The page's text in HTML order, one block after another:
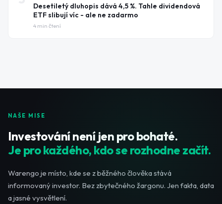
Desetiletý dluhopis dává 4,5 %. Tahle dividendová
ETF slibují víc - ale ne zadarmo
4 min čtení
NAŠE MISE
Investování není jen pro bohaté.
Je pro každého, kdo se rozhodne začít.
Warengo je místo, kde se z běžného člověka stává
informovaný investor. Bez zbytečného žargonu. Jen fakta, data
a jasné vysvětlení.